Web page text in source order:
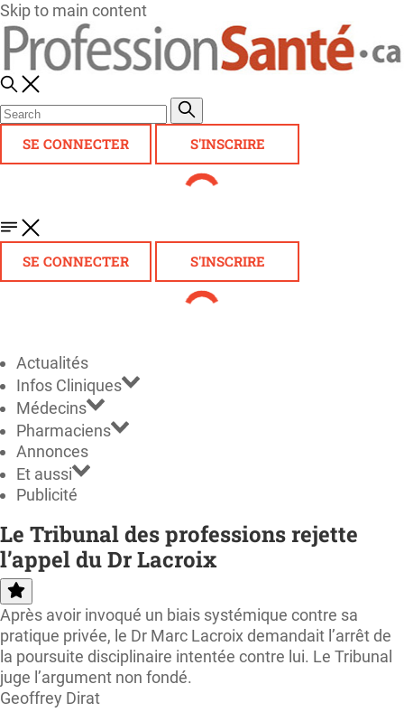
Skip to main content
SE CONNECTER S'INSCRIRE
SE CONNECTER S'INSCRIRE
Actualités
Infos Cliniques
Médecins
Pharmaciens
Annonces
Et aussi
Publicité
Le Tribunal des professions rejette
l’appel du Dr Lacroix
Après avoir invoqué un biais systémique contre sa
pratique privée, le Dr Marc Lacroix demandait l’arrêt de
la poursuite disciplinaire intentée contre lui. Le Tribunal
juge l’argument non fondé.
Geoffrey Dirat